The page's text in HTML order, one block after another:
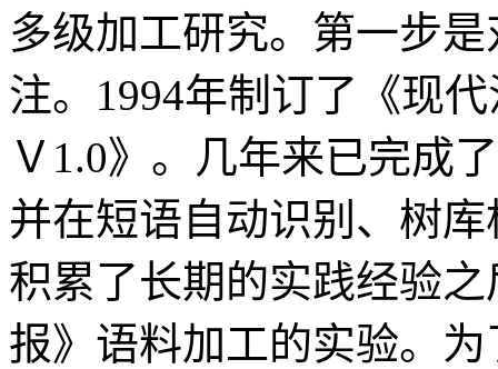
多级加工研究。第一步
注。1994年制订了《现
Ｖ1.0》。几年来已完成
并在短语自动识别、树
积累了长期的实践经验
报》语料加工的实验。